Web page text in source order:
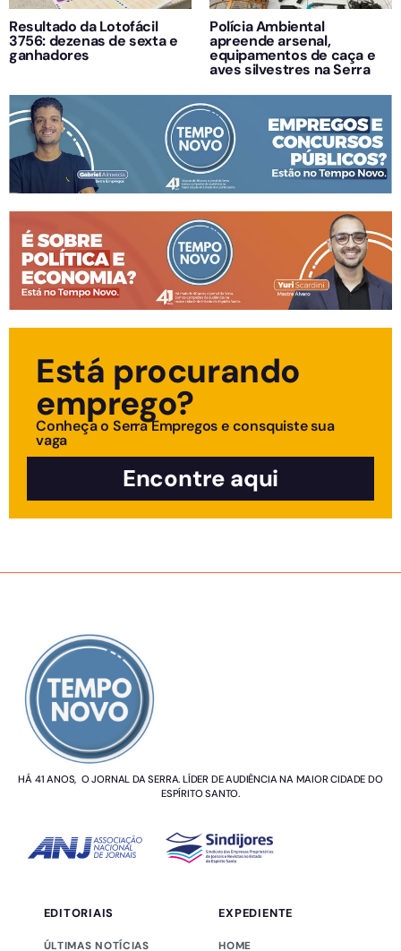
Resultado da Lotofácil
3756: dezenas de sexta e
ganhadores
Polícia Ambiental
apreende arsenal,
equipamentos de caça e
aves silvestres na Serra
Está procurando
emprego?
Conheça o Serra Empregos e consquiste sua
vaga
Encontre aqui
HÁ 41 ANOS, O JORNAL DA SERRA. LÍDER DE AUDIÊNCIA NA MAIOR CIDADE DO
ESPÍRITO SANTO.
EDITORIAIS
ÚLTIMAS NOTÍCIAS
EXPEDIENTE
HOME